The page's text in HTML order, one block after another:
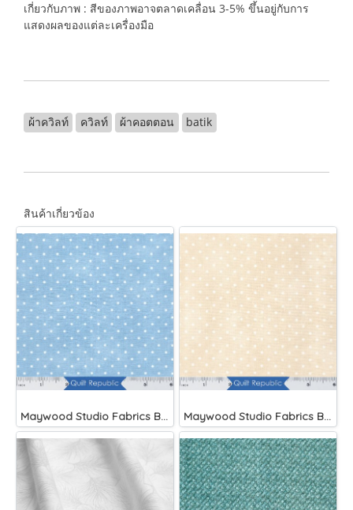
เกี่ยวกับภาพ : สีของภาพอาจตลาดเคลื่อน 3-5% ขึ้นอยู่กับการ
แสดงผลของแต่ละเครื่องมือ
ผ้าควิลท์ ควิลท์ ผ้าคอตตอน batik
สินค้าเกี่ยวข้อง
Maywood Studio Fabrics Beautiful Basics Blue Maywood Studio Fabrics Beautiful Basics Cream